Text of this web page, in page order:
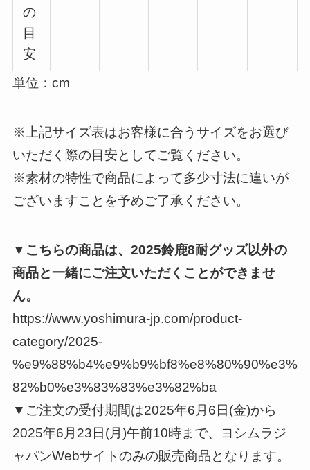
の
目
安
単位：cm
※上記サイズ表はお客様に合うサイズをお選び
いただく際の目安としてご覧ください。
※素材の特性で商品によって多少寸法に違いが
ございますことを予めご了承ください。
▼こちらの商品は、2025鈴鹿8耐グッズ以外の
商品と一緒にご注文いただくことができませ
ん。
https://www.yoshimura-jp.com/product-
category/2025-
%e9%88%b4%e9%b9%bf8%e8%80%90%e3%
82%b0%e3%83%83%e3%82%ba
▼ご注文の受付期間は2025年6月6日(金)から
2025年6月23日(月)午前10時まで、ヨシムラジ
ャパンWebサイトのみの販売商品となります。